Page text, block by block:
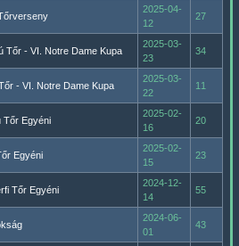
2025-04-
12
27
Tőr - VI. Notre Dame Kupa
2025-03-
23
34
- VI. Notre Dame Kupa
2025-03-
22
11
Tőr Egyéni
2025-02-
16
20
Egyéni
2025-02-
15
23
Tőr Egyéni
2024-12-
14
55
2024-06-
01
43